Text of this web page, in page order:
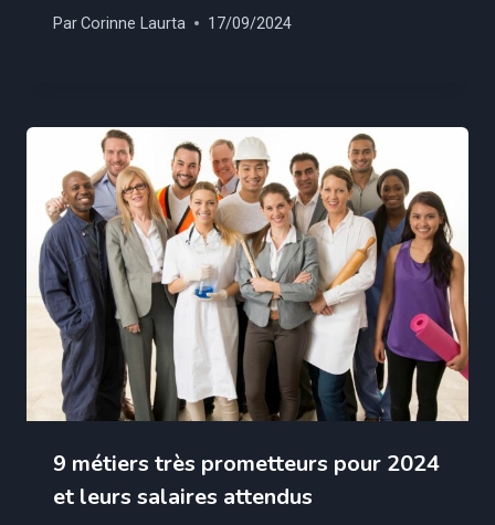
ParCorinne Laurta 17/09/2024
9 métiers très prometteurs pour 2024
et leurs salaires attendus